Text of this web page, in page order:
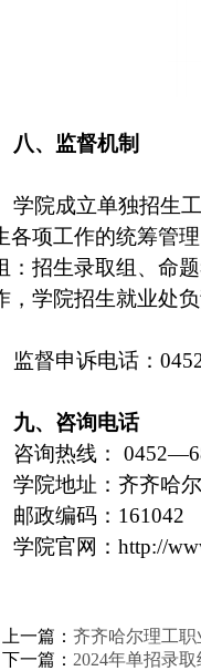
八、监督机制
学院成立单独招生
各项工作的统筹管
：招生录取组、命
，学院招生就业处
监督申诉电话：
九、咨询电话
咨询热线：
0452—
学院地址：齐齐哈
邮政编码： 161042
学院官网： http://
上一篇： 齐齐哈尔理工职
下一篇： 2024年单招录